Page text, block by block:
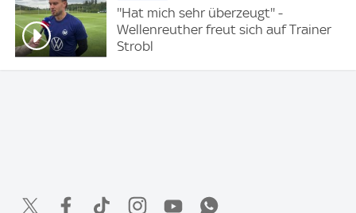
''Hat mich sehr überzeugt'' -
Wellenreuther freut sich auf Trainer
Strobl